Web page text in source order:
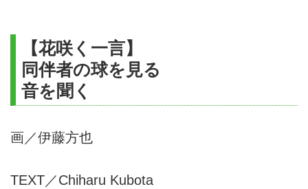
【花咲く一言】
同伴者の球を見る
音を聞く
画／伊藤方也
TEXT／Chiharu Kubota